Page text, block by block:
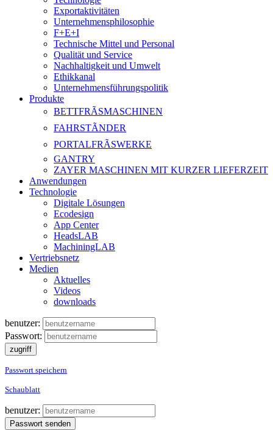
Exportaktivitäten
Unternehmensphilosophie
F+E+I
Technische Mittel und Personal
Qualität und Service
Nachhaltigkeit und Umwelt
Ethikkanal
Unternehmensführungspolitik
Produkte
BETTFRÃSMASCHINEN
FAHRSTÃNDER
PORTALFRÃSWERKE
GANTRY
ZAYER MASCHINEN MIT KURZER LIEFERZEIT
Anwendungen
Technologie
Digitale Lösungen
Ecodesign
App Center
HeadsLAB
MachiningLAB
Vertriebsnetz
Medien
Aktuelles
Videos
downloads
benutzer:
Passwort:
Passwort speichern
Schaublatt
benutzer: